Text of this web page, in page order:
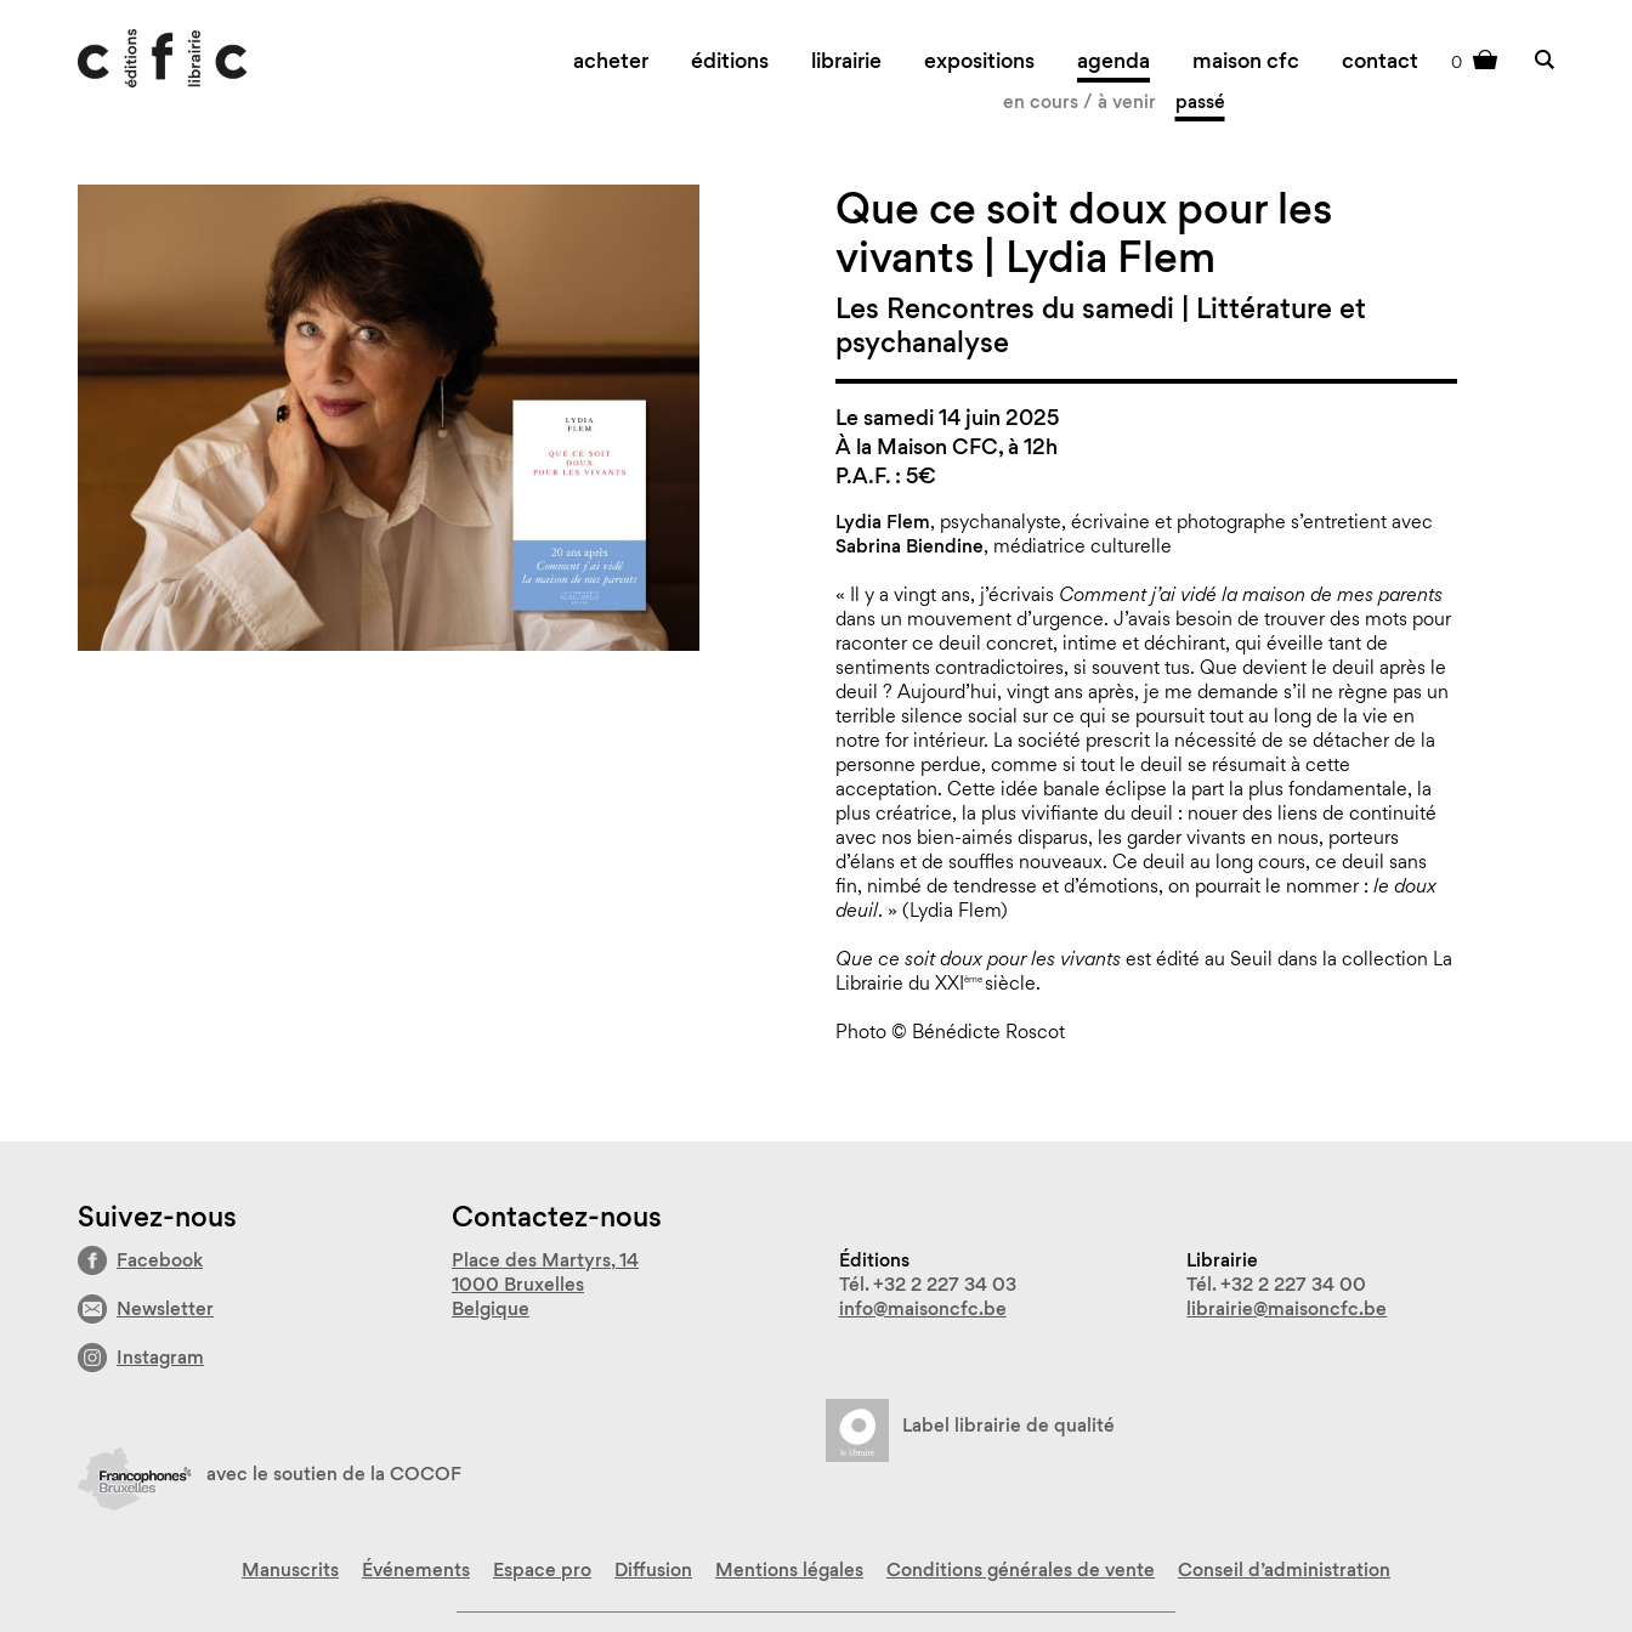
0
navigation
acheter éditions librairie expositions agenda
en cours / à venir passé
maison cfc contact
Que ce soit doux pour les
vivants | Lydia Flem
Les Rencontres du samedi | Littérature et
psychanalyse
Le samedi 14 juin 2025
À la Maison CFC, à 12h
P.A.F. : 5€
Lydia Flem, psychanalyste, écrivaine et photographe s’entretient avec
Sabrina Biendine, médiatrice culturelle
« Il y a vingt ans, j’écrivais Comment j’ai vidé la maison de mes parents
dans un mouvement d’urgence. J’avais besoin de trouver des mots pour
raconter ce deuil concret, intime et déchirant, qui éveille tant de
sentiments contradictoires, si souvent tus. Que devient le deuil après le
deuil ? Aujourd’hui, vingt ans après, je me demande s’il ne règne pas un
terrible silence social sur ce qui se poursuit tout au long de la vie en
notre for intérieur. La société prescrit la nécessité de se détacher de la
personne perdue, comme si tout le deuil se résumait à cette
acceptation. Cette idée banale éclipse la part la plus fondamentale, la
plus créatrice, la plus vivifiante du deuil : nouer des liens de continuité
avec nos bien-aimés disparus, les garder vivants en nous, porteurs
d’élans et de souffles nouveaux. Ce deuil au long cours, ce deuil sans
fin, nimbé de tendresse et d’émotions, on pourrait le nommer : le doux
deuil. » (Lydia Flem)
Que ce soit doux pour les vivants est édité au Seuil dans la collection La
Librairie du XXIème siècle.
Photo © Bénédicte Roscot
Suivez-nous
Facebook
Newsletter
Instagram
Contactez-nous
Place des Martyrs, 14
1000 Bruxelles
Belgique
Éditions
Tél. +32 2 227 34 03
info@maisoncfc.be
Librairie
Tél. +32 2 227 34 00
librairie@maisoncfc.be
Label librairie de qualité
avec le soutien de la COCOF
Manuscrits Événements Espace pro Diffusion Mentions légales Conditions générales de vente Conseil d’administration